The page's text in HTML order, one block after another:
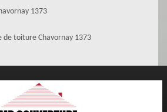
1373
de toiture Chavornay 1373